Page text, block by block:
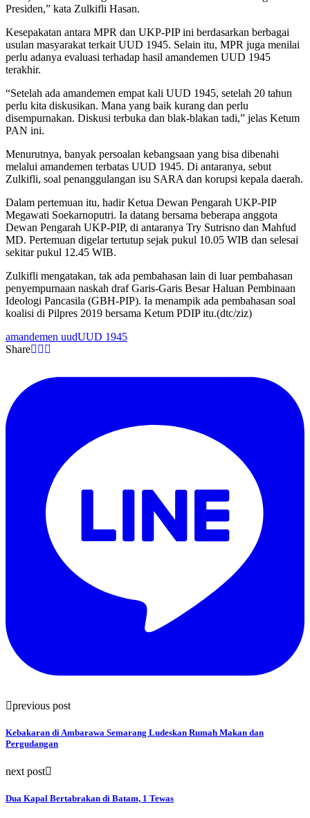
Presiden,” kata Zulkifli Hasan.
Kesepakatan antara MPR dan UKP-PIP ini berdasarkan berbagai
usulan masyarakat terkait UUD 1945. Selain itu, MPR juga menilai
perlu adanya evaluasi terhadap hasil amandemen UUD 1945
terakhir.
“Setelah ada amandemen empat kali UUD 1945, setelah 20 tahun
perlu kita diskusikan. Mana yang baik kurang dan perlu
disempurnakan. Diskusi terbuka dan blak-blakan tadi,” jelas Ketum
PAN ini.
Menurutnya, banyak persoalan kebangsaan yang bisa dibenahi
melalui amandemen terbatas UUD 1945. Di antaranya, sebut
Zulkifli, soal penanggulangan isu SARA dan korupsi kepala daerah.
Dalam pertemuan itu, hadir Ketua Dewan Pengarah UKP-PIP
Megawati Soekarnoputri. Ia datang bersama beberapa anggota
Dewan Pengarah UKP-PIP, di antaranya Try Sutrisno dan Mahfud
MD. Pertemuan digelar tertutup sejak pukul 10.05 WIB dan selesai
sekitar pukul 12.45 WIB.
Zulkifli mengatakan, tak ada pembahasan lain di luar pembahasan
penyempurnaan naskah draf Garis-Garis Besar Haluan Pembinaan
Ideologi Pancasila (GBH-PIP). Ia menampik ada pembahasan soal
koalisi di Pilpres 2019 bersama Ketum PDIP itu.(dtc/ziz)
amandemen uudUUD 1945
Share
previous post
Kebakaran di Ambarawa Semarang Ludeskan Rumah Makan dan
Pergudangan
next post
Dua Kapal Bertabrakan di Batam, 1 Tewas